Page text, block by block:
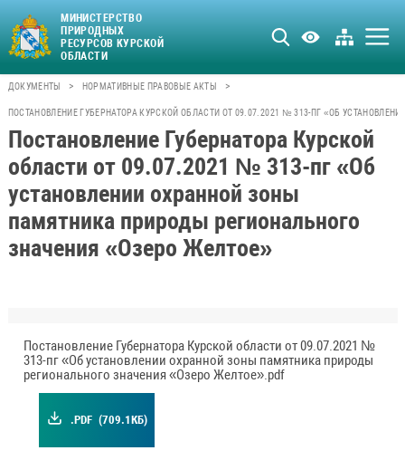
МИНИСТЕРСТВО
ПРИРОДНЫХ
РЕСУРСОВ КУРСКОЙ
ОБЛАСТИ
ДОКУМЕНТЫ > НОРМАТИВНЫЕ ПРАВОВЫЕ АКТЫ >
ПОСТАНОВЛЕНИЕ ГУБЕРНАТОРА КУРСКОЙ ОБЛАСТИ ОТ 09.07.2021 № 313-ПГ «ОБ
Постановление Губернатора Курской
области от 09.07.2021 № 313-пг «Об
установлении охранной зоны
памятника природы регионального
значения «Озеро Желтое»
Постановление Губернатора Курской области от 09.07.2021 №
313-пг «Об установлении охранной зоны памятника природы
регионального значения «Озеро Желтое».pdf
.PDF (709.1КБ)